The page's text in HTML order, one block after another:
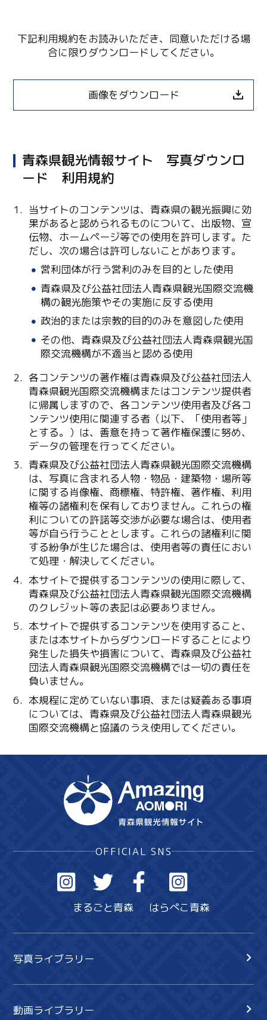
下記利用規約をお読みいただき、同意いただける場
合に限りダウンロードしてください。
画像をダウンロード
青森県観光情報サイト 写真ダウンロ
ード 利用規約
当サイトのコンテンツは、青森県の観光振興に効
果があると認められるものについて、出版物、宣
伝物、ホームページ等での使用を許可します。た
だし、次の場合は許可しないことがあります。
営利団体が行う営利のみを目的とした使用
青森県及び公益社団法人青森県観光国際交流機
構の観光施策やその実施に反する使用
政治的または宗教的目的のみを意図した使用
その他、青森県及び公益社団法人青森県観光国
際交流機構が不適当と認める使用
各コンテンツの著作権は青森県及び公益社団法人
青森県観光国際交流機構またはコンテンツ提供者
に帰属しますので、各コンテンツ使用者及び各コ
ンテンツ使用に関連する者（以下、「使用者等」
とする。）は、善意を持って著作権保護に努め、
データの管理を行ってください。
青森県及び公益社団法人青森県観光国際交流機構
は、写真に含まれる人物・物品・建築物・場所等
に関する肖像権、商標権、特許権、著作権、利用
権等の諸権利を保有しておりません。これらの権
利についての許諾等交渉が必要な場合は、使用者
等が自ら行うこととします。これらの諸権利に関
する紛争が生じた場合は、使用者等の責任におい
て処理・解決してください。
本サイトで提供するコンテンツの使用に際して、
青森県及び公益社団法人青森県観光国際交流機構
のクレジット等の表記は必要ありません。
本サイトで提供するコンテンツを使用すること、
または本サイトからダウンロードすることにより
発生した損失や損害について、青森県及び公益社
団法人青森県観光国際交流機構では一切の責任を
負いません。
本規程に定めていない事項、または疑義ある事項
については、青森県及び公益社団法人青森県観光
国際交流機構と協議のうえ使用してください。
OFFICIAL SNS
まるごと青森 はらぺこ青森
写真ライブラリー
動画ライブラリー
Twitter
Facebook
Line
Copy URL